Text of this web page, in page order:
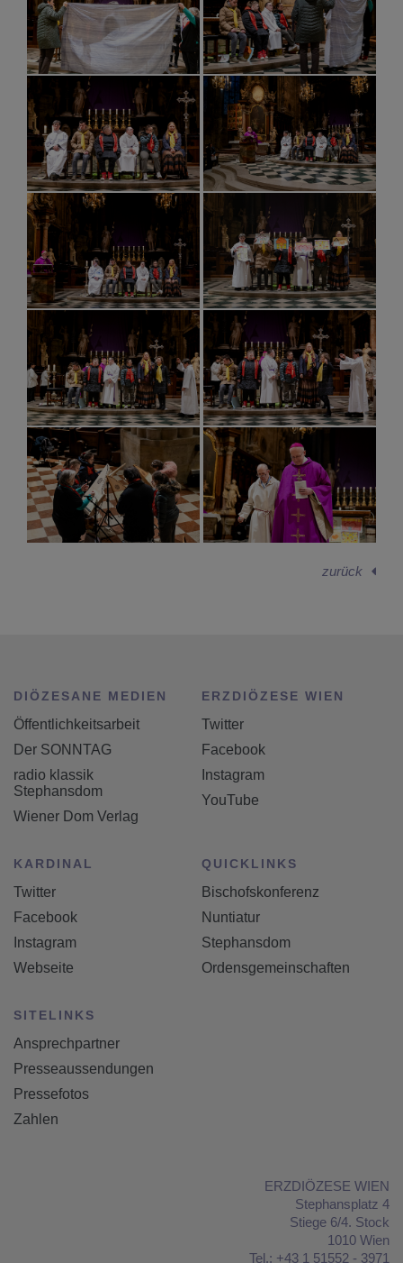
zurück
DIÖZESANE MEDIEN
Öffentlichkeitsarbeit
Der SONNTAG
radio klassik
Stephansdom
Wiener Dom Verlag
ERZDIÖZESE WIEN
Twitter
Facebook
Instagram
YouTube
KARDINAL
Twitter
Facebook
Instagram
Webseite
QUICKLINKS
Bischofskonferenz
Nuntiatur
Stephansdom
Ordensgemeinschaften
SITELINKS
Ansprechpartner
Presseaussendungen
Pressefotos
Zahlen
ERZDIÖZESE WIEN
Stephansplatz 4
Stiege 6/4. Stock
1010 Wien
Tel.: +43 1 51552 - 3971